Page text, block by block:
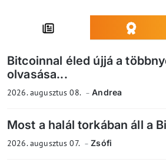
Bitcoinnal éled újjá a
olvasása...
2026. augusztus 08. Andrea
Most a halál torkában áll a
2026. augusztus 07. Zsófi